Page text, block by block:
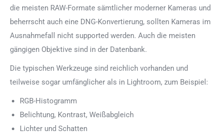
die meisten RAW-Formate sämtlicher moderner Kameras und
beherrscht auch eine DNG-Konvertierung, sollten Kameras im
Ausnahmefall nicht supported werden. Auch die meisten
gängigen Objektive sind in der Datenbank.
Die typischen Werkzeuge sind reichlich vorhanden und
teilweise sogar umfänglicher als in Lightroom, zum Beispiel:
RGB-Histogramm
Belichtung, Kontrast, Weißabgleich
Lichter und Schatten